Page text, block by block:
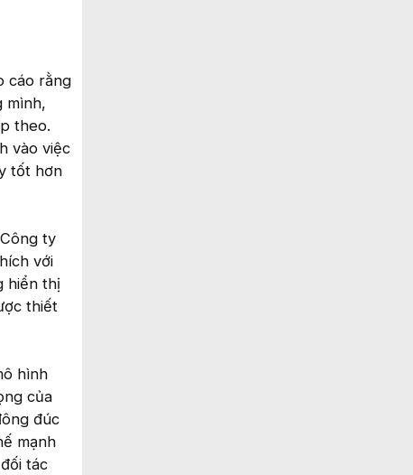
cáo rằng
mình,
theo.
vào việc
tốt hơn
ty
với
hiển thị
thiết
hình
của
đúc
mạnh
tác